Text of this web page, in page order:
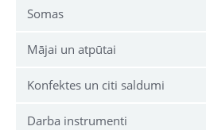
Somas
Mājai un atpūtai
Konfektes un citi saldumi
Darba instrumenti